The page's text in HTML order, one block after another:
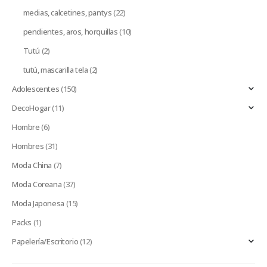
medias, calcetines, pantys(22)
pendientes, aros, horquillas(10)
Tutú (2)
tutú, mascarilla tela(2)
Adolescentes(150)
DecoHogar(11)
Hombre(6)
Hombres(31)
Moda China (7)
Moda Coreana(37)
Moda Japonesa (15)
Packs (1)
Papelería/Escritorio(12)